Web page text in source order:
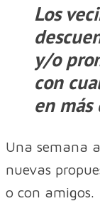
Los
y/o
con
en más
Una semana
nuevas
o con amigos.